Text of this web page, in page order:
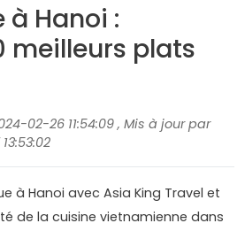
à Hanoi :
meilleurs plats
02-26 11:54:09 , Mis à jour par
à Hanoi avec Asia King Travel et
de la cuisine vietnamienne dans